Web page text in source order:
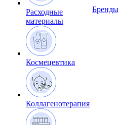
Расходные
материалы
Космецевтика
Коллагенотерапия
Бренды